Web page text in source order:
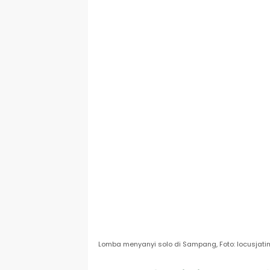
Lomba menyanyi solo di Sampang, Foto: